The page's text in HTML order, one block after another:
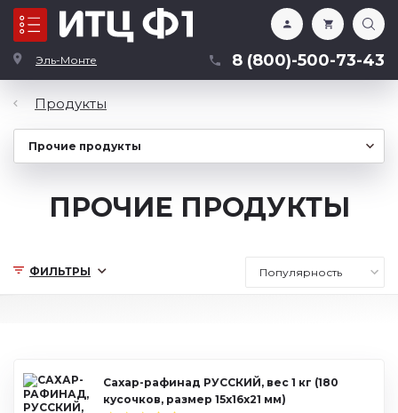
Эль-Монте 8 (800)-500-73-43
Каталог
ФИЛЬТРЫ
Продукты
ПРОЧИЕ ПРОДУКТЫ
Сахар-рафинад РУССКИЙ, вес 1 кг (180
кусочков, размер 15х16х21 мм)